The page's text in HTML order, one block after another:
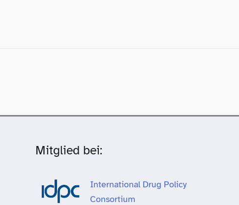
Mitglied bei:
International Drug Policy
Consortium